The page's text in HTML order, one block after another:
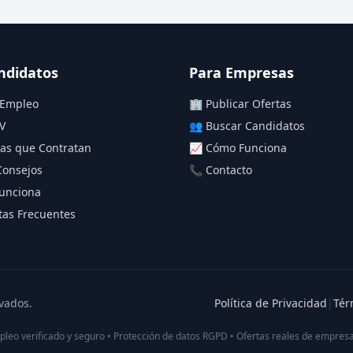
que Contratan
Frecuentes
Para Empresas
🏢 Publicar Ofertas
👥 Buscar Candidatos
📈 Cómo Funciona
📞 Contacto
Política de Privacidad |
verificado y seguro • Protección de datos RGPD • Ofertas reales de